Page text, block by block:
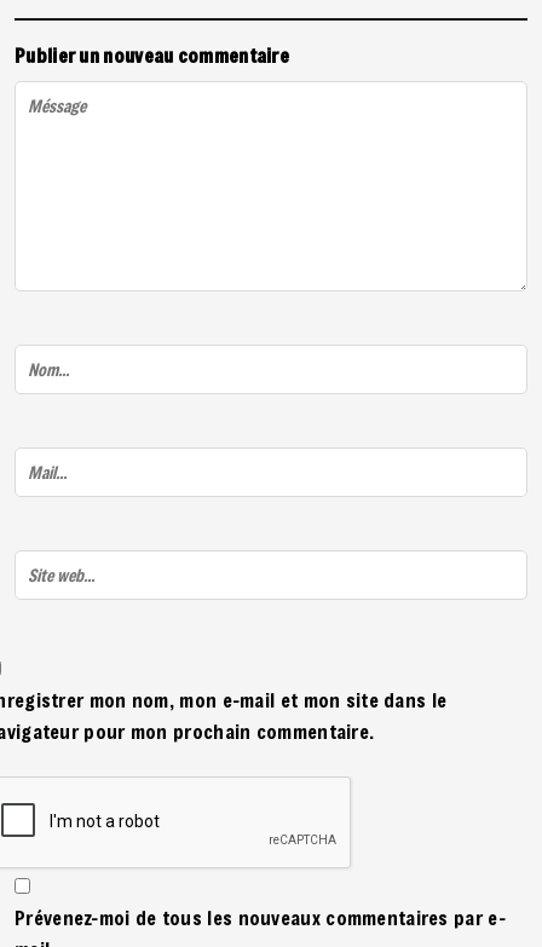
Publier un nouveau commentaire
mon nom, mon e-mail et mon site dans le
pour mon prochain commentaire.
Prévenez-moi de tous les nouveaux commentaires par e-